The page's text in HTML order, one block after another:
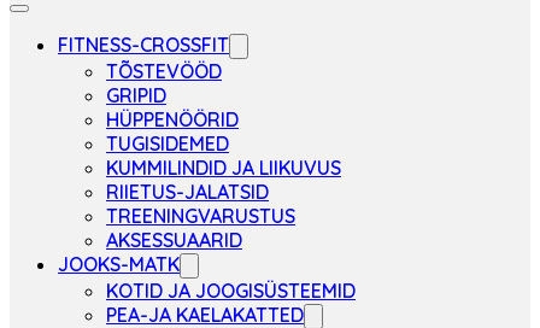
FITNESS-CROSSFIT
TÕSTEVÖÖD
GRIPID
HÜPPENÖÖRID
TUGISIDEMED
KUMMILINDID JA LIIKUVUS
RIIETUS-JALATSID
TREENINGVARUSTUS
AKSESSUAARID
JOOKS-MATK
KOTID JA JOOGISÜSTEEMID
PEA-JA KAELAKATTED